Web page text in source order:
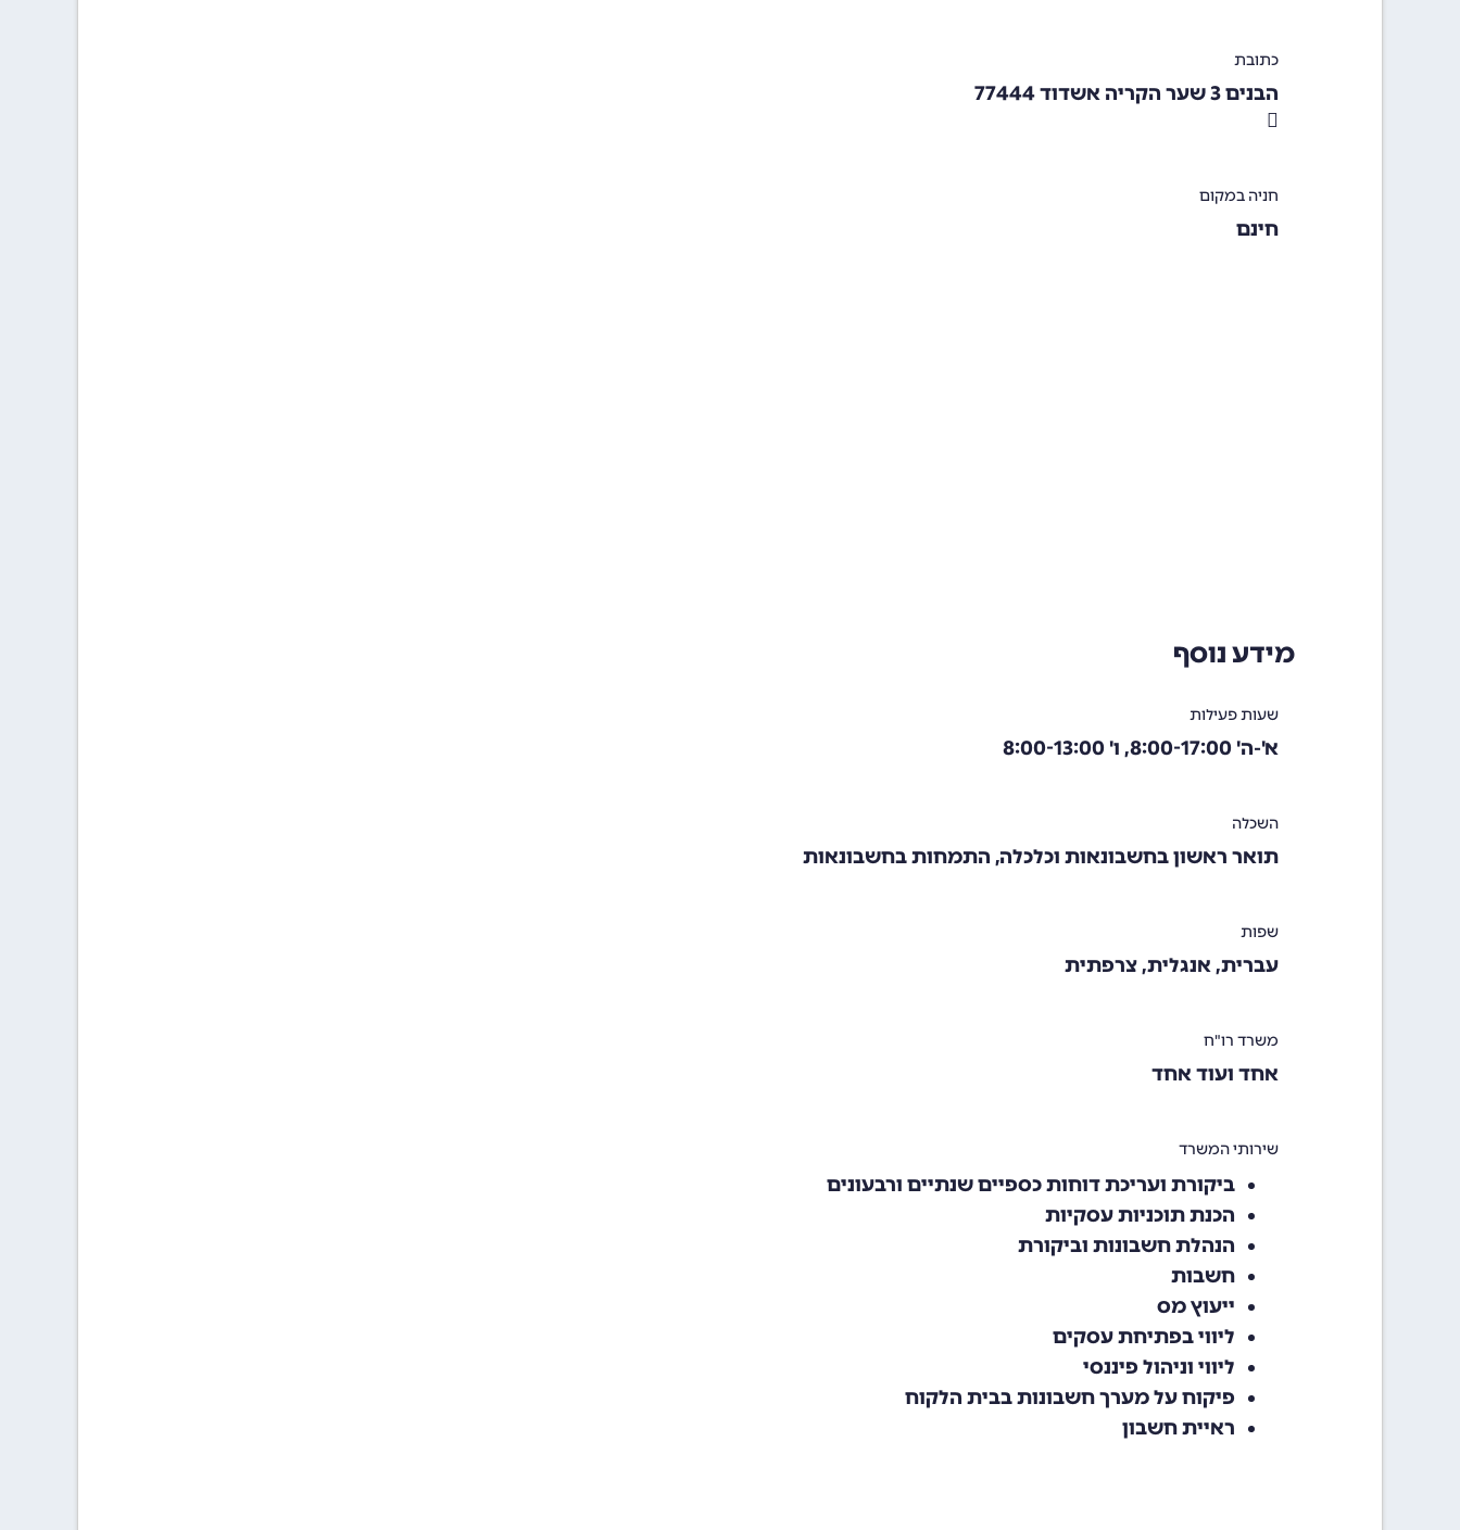
כתובת
הבנים 3 שער הקריה אשדוד 77444
חניה במקום
חינם
מידע נוסף
שעות פעילות
א'-ה' 8:00-17:00, ו' 8:00-13:00
השכלה
תואר ראשון בחשבונאות וכלכלה, התמחות בחשבונאות
שפות
עברית, אנגלית, צרפתית
משרד רו"ח
אחד ועוד אחד
שירותי המשרד
ביקורת ועריכת דוחות כספיים שנתיים ורבעונים
הכנת תוכניות עסקיות
הנהלת חשבונות וביקורת
חשבות
ייעוץ מס
ליווי בפתיחת עסקים
ליווי וניהול פיננסי
פיקוח על מערך חשבונות בבית הלקוח
ראיית חשבון